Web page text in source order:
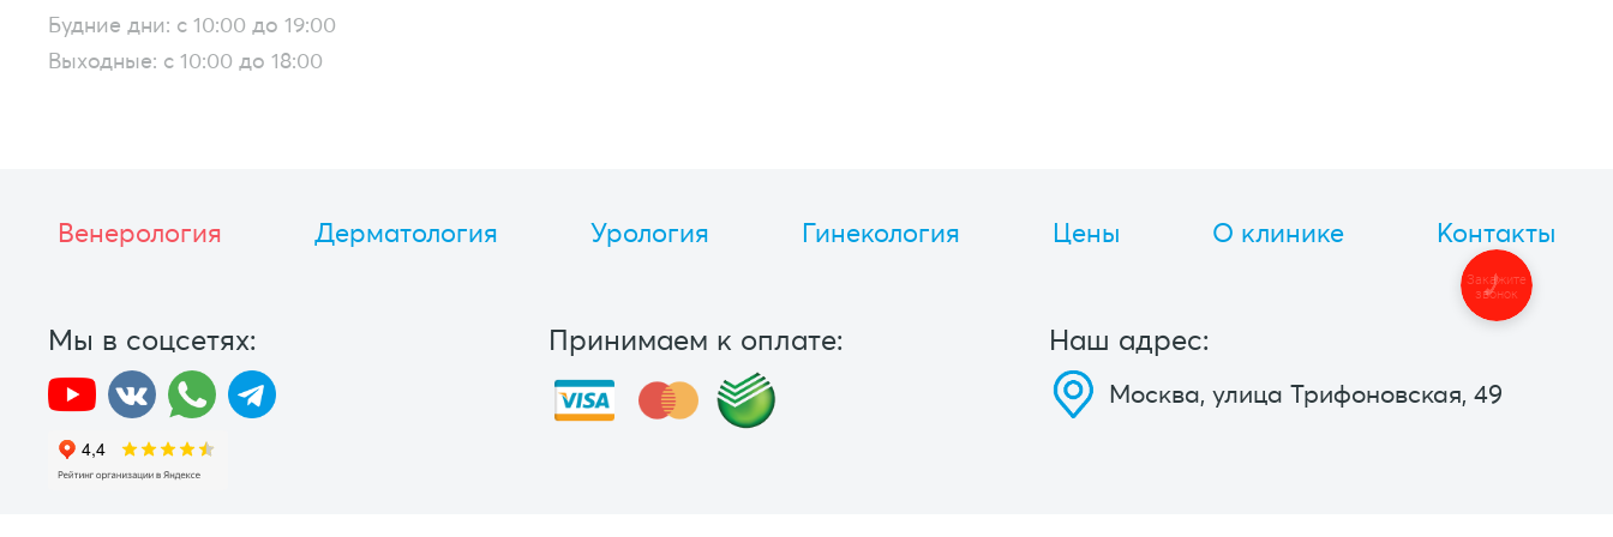
Будние дни: с 10:00 до 19:00
Выходные: с 10:00 до 18:00
Венерология Дерматология Урология Гинекология Цены О клинике Контакты
Мы в соцсетях: Принимаем к оплате: Наш адрес:
Москва, улица Трифоновская, 49
Закажите
звонок